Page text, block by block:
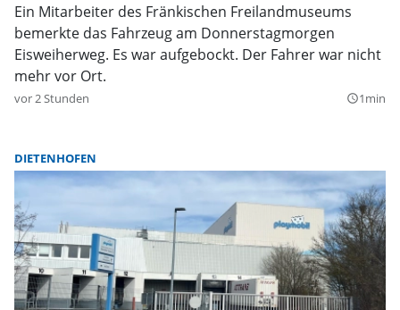
Ein Mitarbeiter des Fränkischen Freilandmuseums
bemerkte das Fahrzeug am Donnerstagmorgen
Eisweiherweg. Es war aufgebockt. Der Fahrer war nicht
mehr vor Ort.
vor 2 Stunden query_builder1min
DIETENHOFEN